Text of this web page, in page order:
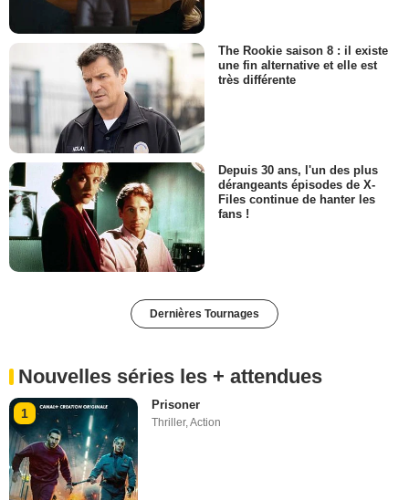
The Rookie saison 8 : il existe
une fin alternative et elle est
très différente
Depuis 30 ans, l'un des plus
dérangeants épisodes de X-
Files continue de hanter les
fans !
Dernières Tournages
Nouvelles séries les + attendues
1
Prisoner
Thriller,Action